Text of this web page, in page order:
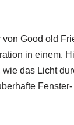
Good old
in einem.
das Licht